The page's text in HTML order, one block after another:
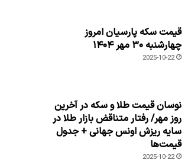
قیمت سکه پارسیان امروز
چهارشنبه ۳۰ مهر ۱۴۰۴
2025-10-22
نوسان قیمت طلا و سکه در آخرین
روز مهر/ رفتار متناقض بازار طلا در
سایه ریزش اونس جهانی + جدول
قیمت‌ها
2025-10-22